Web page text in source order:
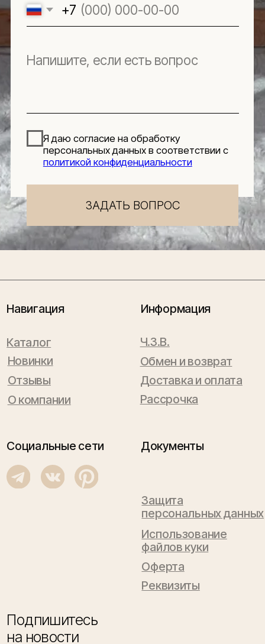
Подпишитесь
на новости
Будьте в числе первых, кто узнает о новых
коллекциях, поступлениях и интересных
обзорах товаров для интерьера
Я даю согласие на обработку персональных данных в
Подписаться
Оферта
Защита